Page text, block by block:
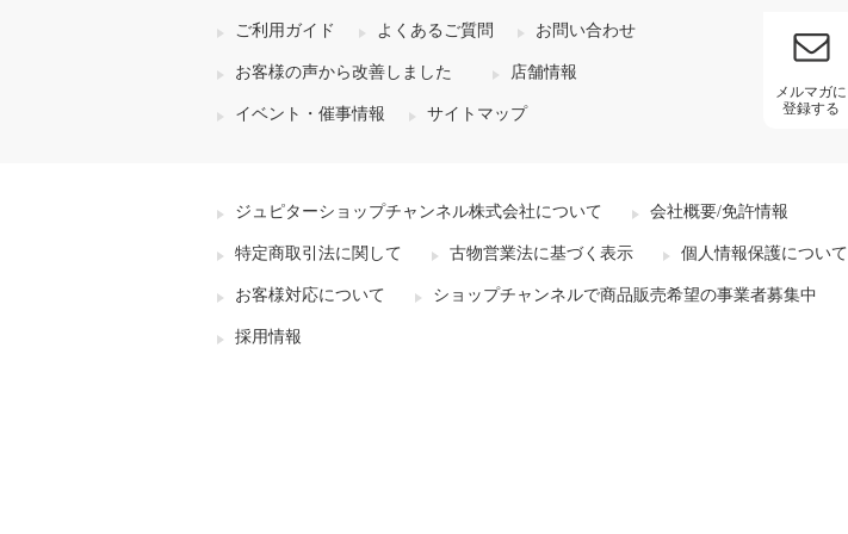
ご利用ガイド よくあるご質問 お問い合わせ
お客様の声から改善しました 店舗情報
イベント・催事情報 サイトマップ
メルマガに
登録する
ジュピターショップチャンネル株式会社について 会社概要/免許情報
特定商取引法に関して 古物営業法に基づく表示 個人情報保護について
お客様対応について ショップチャンネルで商品販売希望の事業者募集中
採用情報